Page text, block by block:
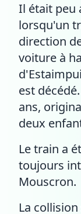
Il était peu
lorsqu'un
direction
voiture à
est
ans,
deux
Le train a
toujours
Mouscron.
La